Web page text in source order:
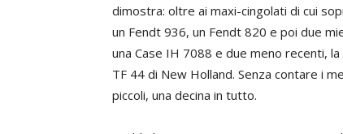
dimostra: oltre ai maxi-cingolati di cui
un Fendt 936, un Fendt 820 e poi due
una Case IH 7088 e due meno recenti, la
TF 44 di New Holland. Senza contare i
piccoli, una decina in tutto.